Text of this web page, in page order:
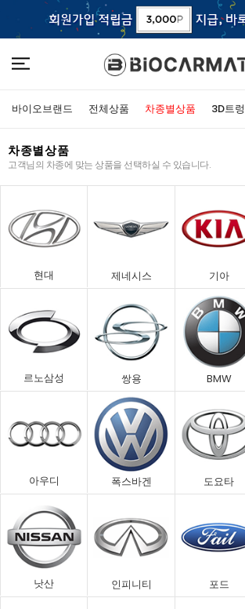
바이오브랜드 전체상품 차종별상품 3D트
차종별상품
고객님의 차종에 맞는 상품을 선택하실 수 있습니다.
현대 제네시스 기아
르노삼성 쌍용 BMW
아우디 폭스바겐 도요타
낫산 인피니티 포드